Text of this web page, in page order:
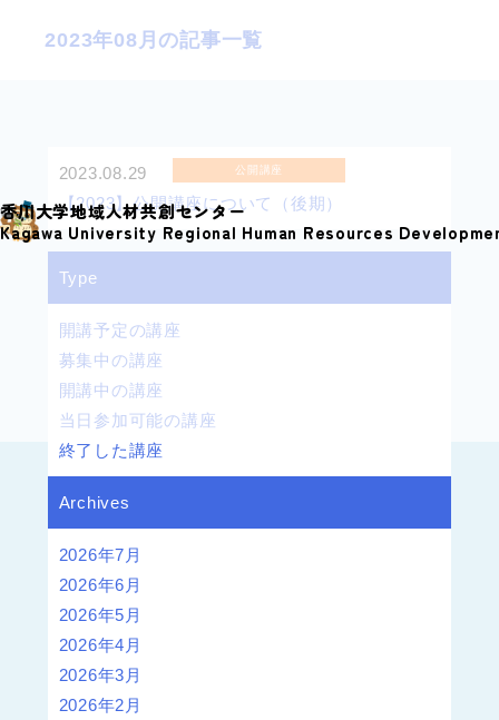
o
香川大学地域人材共創センター
Kagawa University Regional Human Resources
2023年08月の記事一覧
2023.08.29 公開講座
【2023】公開講座について（後期）
Type
開講予定の講座
募集中の講座
開講中の講座
当日参加可能の講座
終了した講座
Archives
2026年7月
2026年6月
2026年5月
2026年4月
2026年3月
2026年2月